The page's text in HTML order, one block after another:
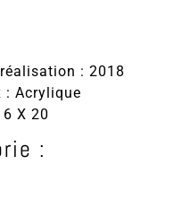
: 2018
: Acrylique
X 20
: